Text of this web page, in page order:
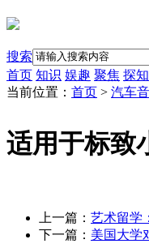
搜索
首页 知识 娱趣 聚焦 探知
当前位置： 首页 > 汽车
适用于标致
上一篇： 艺术留学
下一篇： 美国大学